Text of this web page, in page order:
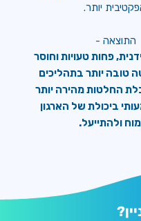
יותר.
התוצאה -
פחות טעויות וחוסר
טובה יותר בתהליכים
החלטות מהירה יותר
ביכולת של הארגון
ולהתייעל.